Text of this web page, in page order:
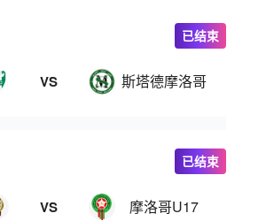
VS 斯塔德摩洛哥
已结束
VS 摩洛哥U17
已结束